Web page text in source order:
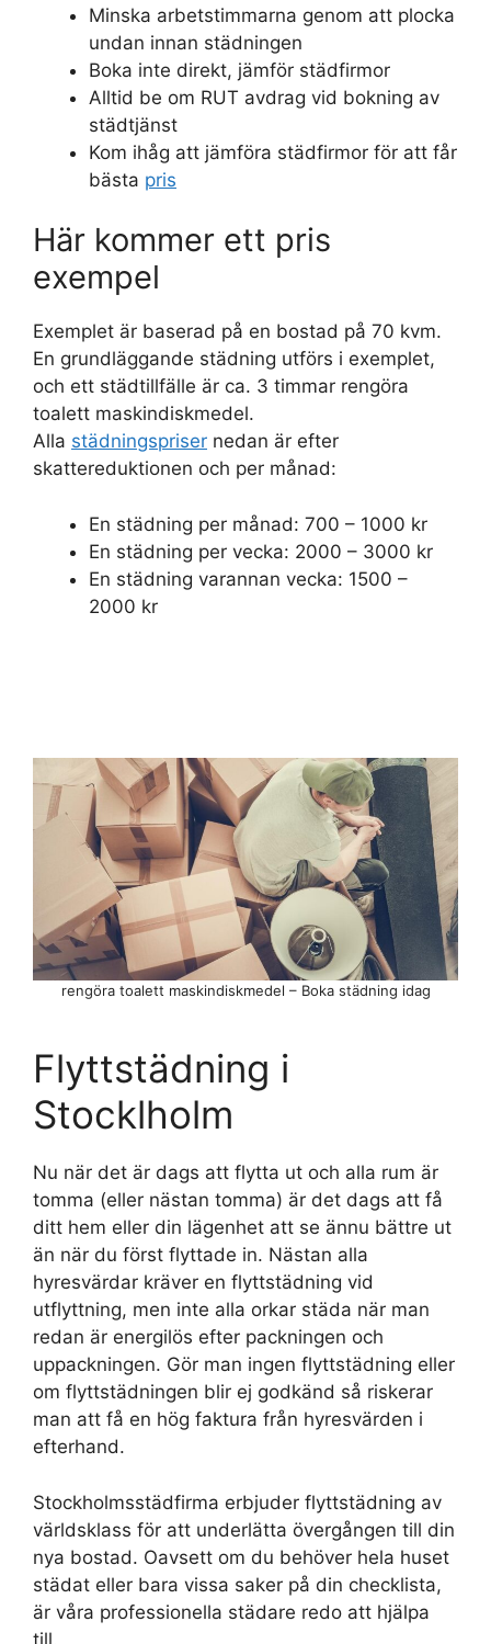
Minska arbetstimmarna genom att plocka
undan innan städningen
Boka inte direkt, jämför städfirmor
Alltid be om RUT avdrag vid bokning av
städtjänst
Kom ihåg att jämföra städfirmor för att får
bästa pris
Här kommer ett pris
exempel
Exemplet är baserad på en bostad på 70 kvm.
En grundläggande städning utförs i exemplet,
och ett städtillfälle är ca. 3 timmar rengöra
toalett maskindiskmedel.
Alla städningspriser nedan är efter
skattereduktionen och per månad:
En städning per månad: 700 – 1000 kr
En städning per vecka: 2000 – 3000 kr
En städning varannan vecka: 1500 –
2000 kr
Flyttstädning i
Stocklholm
Nu när det är dags att flytta ut och alla rum är
tomma (eller nästan tomma) är det dags att få
ditt hem eller din lägenhet att se ännu bättre ut
än när du först flyttade in. Nästan alla
hyresvärdar kräver en flyttstädning vid
utflyttning, men inte alla orkar städa när man
redan är energilös efter packningen och
uppackningen. Gör man ingen flyttstädning eller
om flyttstädningen blir ej godkänd så riskerar
man att få en hög faktura från hyresvärden i
efterhand.
Stockholmsstädfirma erbjuder flyttstädning av
världsklass för att underlätta övergången till din
nya bostad. Oavsett om du behöver hela huset
städat eller bara vissa saker på din checklista,
är våra professionella städare redo att hjälpa
till.
rengöra toalett maskindiskmedel – Boka städning idag